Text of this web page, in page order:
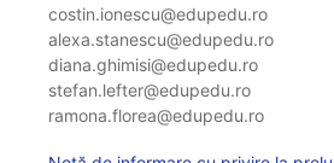
costin.ionescu@edupedu.ro
alexa.stanescu@edupedu.ro
diana.ghimisi@edupedu.ro
stefan.lefter@edupedu.ro
ramona.florea@edupedu.ro